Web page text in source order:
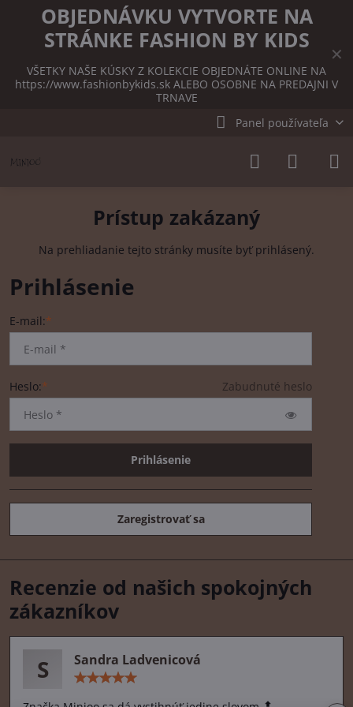
✕
OBJEDNÁVKU VYTVORTE NA
STRÁNKE FASHION BY KIDS
VŠETKY NAŠE KÚSKY Z KOLEKCIE OBJEDNÁTE ONLINE NA
https://www.fashionbykids.sk ALEBO OSOBNE NA PREDAJNI V
TRNAVE
Panel používateľa
Prístup zakázaný
Na prehliadanie tejto stránky musíte byť prihlásený.
Prihlásenie
E-mail:*
Zabudnuté heslo
Heslo:*
Prihlásenie
Zaregistrovať sa
Recenzie od našich spokojných
zákazníkov
S Sandra Ladvenicová